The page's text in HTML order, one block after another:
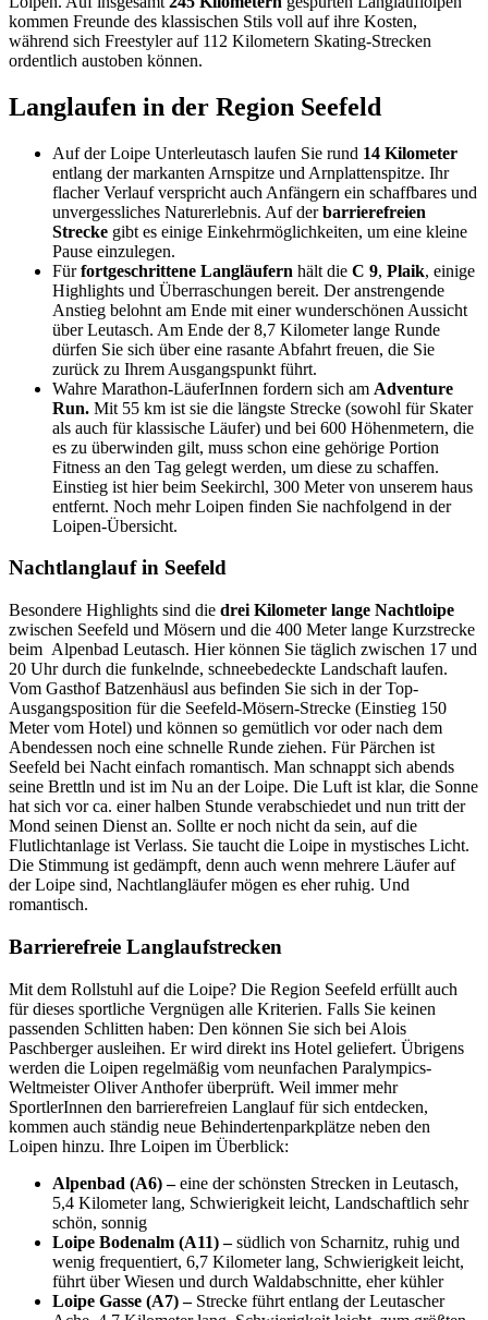
kommen Freunde des klassischen Stils voll auf ihre Kosten,
während sich Freestyler auf 112 Kilometern Skating-Strecken
ordentlich austoben können.
Langlaufen in der Region Seefeld
Auf der Loipe Unterleutasch laufen Sie rund 14 Kilometer
entlang der markanten Arnspitze und Arnplattenspitze. Ihr
flacher Verlauf verspricht auch Anfängern ein schaffbares und
unvergessliches Naturerlebnis. Auf derbarrierefreien
Strecke gibt es einige Einkehrmöglichkeiten, um eine kleine
Pause einzulegen.
Fürfortgeschrittene Langläufern hält die C 9, Plaik, einige
Highlights und Überraschungen bereit. Der anstrengende
Anstieg belohnt am Ende mit einer wunderschönen Aussicht
über Leutasch. Am Ende der 8,7 Kilometer lange Runde
dürfen Sie sich über eine rasante Abfahrt freuen, die Sie
zurück zu Ihrem Ausgangspunkt führt.
Wahre Marathon-LäuferInnen fordern sich am Adventure
Run. Mit 55 km ist sie die längste Strecke (sowohl für Skater
als auch für klassische Läufer) und bei 600 Höhenmetern, die
es zu überwinden gilt, muss schon eine gehörige Portion
Fitness an den Tag gelegt werden, um diese zu schaffen.
Einstieg ist hier beim Seekirchl, 300 Meter von unserem haus
entfernt. Noch mehr Loipen finden Sie nachfolgend in der
Loipen-Übersicht.
Nachtlanglauf in Seefeld
Besondere Highlights sind die drei Kilometer lange Nachtloipe
zwischen Seefeld und Mösern und die 400 Meter lange Kurzstrecke
beim Alpenbad Leutasch. Hier können Sie täglich zwischen 17 und
20 Uhr durch die funkelnde, schneebedeckte Landschaft laufen.
Vom Gasthof Batzenhäusl aus befinden Sie sich in der Top-
Ausgangsposition für die Seefeld-Mösern-Strecke (Einstieg 150
Meter vom Hotel) und können so gemütlich vor oder nach dem
Abendessen noch eine schnelle Runde ziehen. Für Pärchen ist
Seefeld bei Nacht einfach romantisch. Man schnappt sich abends
seine Brettln und ist im Nu an der Loipe. Die Luft ist klar, die Sonne
hat sich vor ca. einer halben Stunde verabschiedet und nun tritt der
Mond seinen Dienst an. Sollte er noch nicht da sein, auf die
Flutlichtanlage ist Verlass. Sie taucht die Loipe in mystisches Licht.
Die Stimmung ist gedämpft, denn auch wenn mehrere Läufer auf
der Loipe sind, Nachtlangläufer mögen es eher ruhig. Und
romantisch.
Barrierefreie Langlaufstrecken
Mit dem Rollstuhl auf die Loipe? Die Region Seefeld erfüllt auch
für dieses sportliche Vergnügen alle Kriterien. Falls Sie keinen
passenden Schlitten haben: Den können Sie sich bei Alois
Paschberger ausleihen. Er wird direkt ins Hotel geliefert. Übrigens
werden die Loipen regelmäßig vom neunfachen Paralympics-
Weltmeister Oliver Anthofer überprüft. Weil immer mehr
SportlerInnen den barrierefreien Langlauf für sich entdecken,
kommen auch ständig neue Behindertenparkplätze neben den
Loipen hinzu. Ihre Loipen im Überblick:
Alpenbad (A6) –eine der schönsten Strecken in Leutasch,
5,4 Kilometer lang, Schwierigkeit leicht, Landschaftlich sehr
schön, sonnig
Loipe Bodenalm (A11) –südlich von Scharnitz, ruhig und
wenig frequentiert, 6,7 Kilometer lang, Schwierigkeit leicht,
führt über Wiesen und durch Waldabschnitte, eher kühler
Loipe Gasse (A7) – Strecke führt entlang der Leutascher